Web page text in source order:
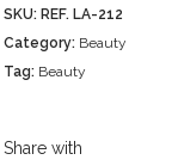
SKU: REF. LA-212
Category: Beauty
Tag: Beauty
Share with